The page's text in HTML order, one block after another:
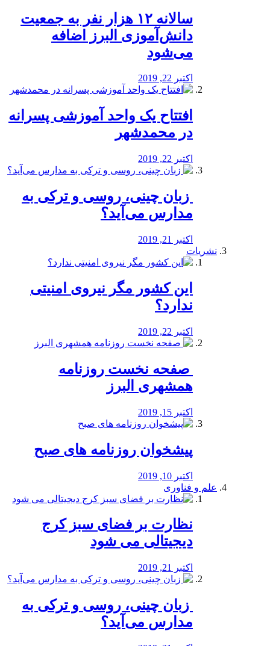
️سالانه ۱۲ هزار نفر به جمعیت
دانش‌آموزی البرز اضافه
می‌شود
اکتبر 22, 2019
افتتاح یک واحد آموزشی پسرانه
در محمدشهر
اکتبر 22, 2019
️ زبان چینی، روسی و ترکی به
مدارس می‌آید؟
اکتبر 21, 2019
نشریات
این کشور مگر نیروی امنیتی
ندارد؟
اکتبر 22, 2019
️ صفحه نخست روزنامه‌
همشهری البرز
اکتبر 15, 2019
پیشخوان روزنامه های صبح
اکتبر 10, 2019
علم و فناوری
نظارت بر فضای سبز کرج
دیجیتالی می شود
اکتبر 21, 2019
️ زبان چینی، روسی و ترکی به
مدارس می‌آید؟